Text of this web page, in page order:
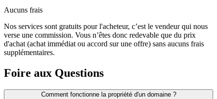
Aucuns frais
Nos services sont gratuits pour l'acheteur, c’est le vendeur qui nous
verse une commission. Vous n’êtes donc redevable que du prix
d'achat (achat immédiat ou accord sur une offre) sans aucuns frais
supplémentaires.
Foire aux Questions
Comment fonctionne la propriété d'un domaine ?